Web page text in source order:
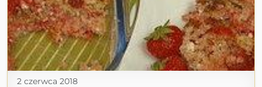
2 czerwca 2018